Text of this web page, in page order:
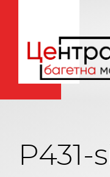
P431-